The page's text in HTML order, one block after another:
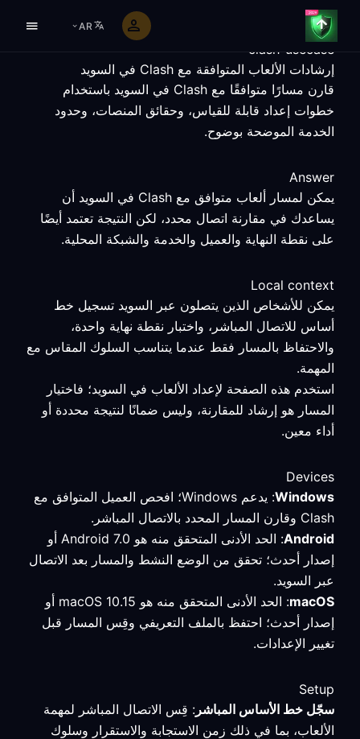
AR
clash-usecase
إرشادات الألعاب المتوافقة مع Clash في السويد
قارن مسارًا متوافقًا مع Clash في السويد باستخدام
خطوات إعداد قابلة للقياس، وحقائق المنصات، وحدود
الخدمة الموضحة بوضوح.
Answer
يمكن لمسار ألعاب متوافق مع Clash في السويد أن
يساعدك في مقارنة اتصال محدد، لكن النتيجة تعتمد أيضًا
على نقطة النهاية والعميل والخدمة والشبكة المحلية.
Local context
يمكن للأشخاص الذين يتصلون عبر السويد تسجيل خط
أساس للاتصال المباشر، واختبار نقطة نهاية واحدة،
والاحتفاظ بالمسار فقط عندما يتناسب السلوك المقاس مع
المهمة.
استخدم هذه الصفحة لإعداد الألعاب في السويد؛ فاختيار
المسار هو إرشاد للمقارنة، وليس ضمانًا لنتيجة محددة أو
أداء معين.
Devices
Windows
: يدعم Windows؛ افحص العميل المتوافق مع
Clash وقارن المسار المحدد بالاتصال المباشر.
Android
: الحد الأدنى المتحقق منه هو Android 7.0 أو
إصدار أحدث؛ تحقق من الوضع النشط والمسار بعد الاتصال
عبر السويد.
macOS
: الحد الأدنى المتحقق منه هو macOS 10.15 أو
إصدار أحدث؛ احتفظ بالملف التعريفي وقِس المسار قبل
تغيير الإعدادات.
Setup
سجّل خط الأساس المباشر : قِس الاتصال المباشر لمهمة
الألعاب، بما في ذلك زمن الاستجابة والاستقرار وسلوك